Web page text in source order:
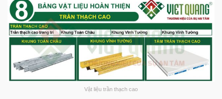
Vật liệu trần thạch cao